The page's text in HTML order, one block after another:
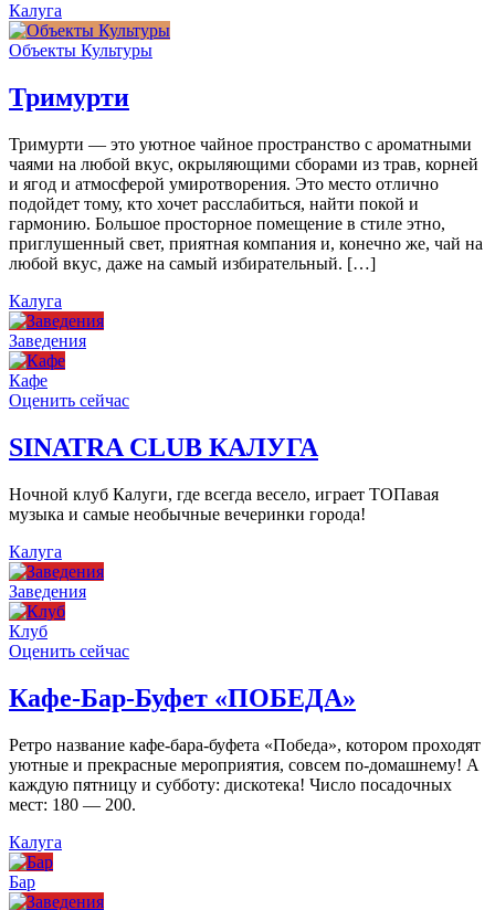
Калуга
Объекты Культуры
Тримурти
Тримурти — это уютное чайное пространство с ароматными
чаями на любой вкус, окрыляющими сборами из трав, корней
и ягод и атмосферой умиротворения. Это место отлично
подойдет тому, кто хочет расслабиться, найти покой и
гармонию. Большое просторное помещение в стиле этно,
приглушенный свет, приятная компания и, конечно же, чай на
любой вкус, даже на самый избирательный. […]
Калуга
Заведения
Кафе
Оценить сейчас
SINATRA CLUB КАЛУГА
Ночной клуб Калуги, где всегда весело, играет ТОПавая
музыка и самые необычные вечеринки города!
Калуга
Заведения
Клуб
Оценить сейчас
Кафе-Бар-Буфет «ПОБЕДА»
Ретро название кафе-бара-буфета «Победа», котором проходят
уютные и прекрасные мероприятия, совсем по-домашнему! А
каждую пятницу и субботу: дискотека! Число посадочных
мест: 180 — 200.
Калуга
Бар